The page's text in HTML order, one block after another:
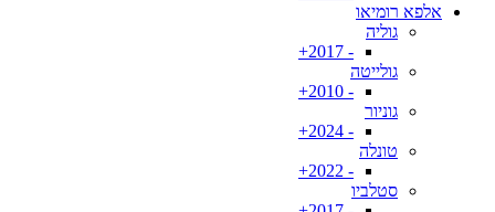
אלפא רומיאו
גוליה
- 2017+
גולייטה
- 2010+
גוניור
- 2024+
טונלה
- 2022+
סטלביו